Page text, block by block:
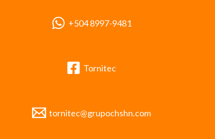
+504 8997-9481
Tornitec
tornitec@grupochshn.com